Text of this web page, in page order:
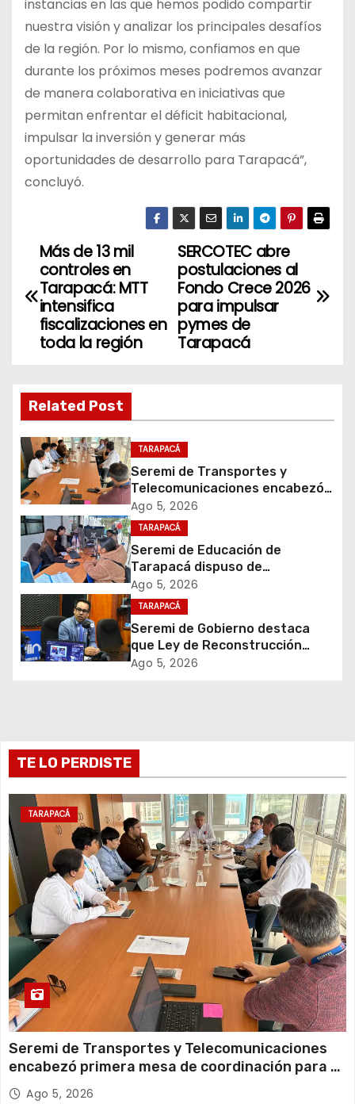
instancias en las que hemos podido compartir
nuestra visión y analizar los principales desafíos
de la región. Por lo mismo, confiamos en que
durante los próximos meses podremos avanzar
de manera colaborativa en iniciativas que
permitan enfrentar el déficit habitacional,
impulsar la inversión y generar más
oportunidades de desarrollo para Tarapacá”,
concluyó.
N
a
g
a
c
i
ó
n
d
e
e
r
a
d
s
SERCOTEC abre
postulaciones al
Fondo Crece 2026
para impulsar
pymes de
Tarapacá
Más de 13 mil
controles en
Tarapacá: MTT
intensifica
fiscalizaciones en
toda la región
Related Post
TARAPACÁ
Seremi de Transportes y
Telecomunicaciones encabezó
primera mesa de coordinación
para el retiro de cables en
desuso en Iquique
Ago 5, 2026
TARAPACÁ
Seremi de Educación de
Tarapacá dispuso de
facilitadores para apoyar
proceso de Admisión Escolar
2027
Ago 5, 2026
TARAPACÁ
Seremi de Gobierno destaca
que Ley de Reconstrucción
Nacional impulsará la inversión
Ago 5, 2026
TE LO PERDISTE
TARAPACÁ
Seremi de Transportes y Telecomunicaciones
encabezó primera mesa de coordinación para el
retiro de cables en desuso en Iquique
Ago 5, 2026